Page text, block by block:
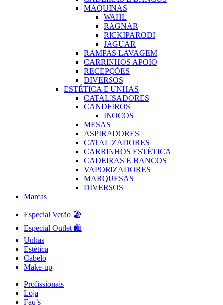
MAQUINAS
WAHL
RAGNAR
RICKIPARODI
JAGUAR
RAMPAS LAVAGEM
CARRINHOS APOIO
RECEPÇÕES
DIVERSOS
ESTÉTICA E UNHAS
CATALISADORES
CANDEIROS
INOCOS
MESAS
ASPIRADORES
CATALIZADORES
CARRINHOS ESTÉTICA
CADEIRAS E BANCOS
VAPORIZADORES
MARQUESAS
DIVERSOS
Marcas
Especial Verão 🏖️
Especial Outlet 🛍️
Unhas
Estética
Cabelo
Make-up
Profissionais
Loja
Faq’s